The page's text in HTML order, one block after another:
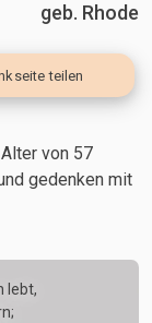
geb. Rhode
teilen
von 57
gedenken mit
lebt,